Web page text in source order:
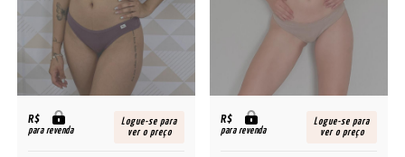
R$
para revenda
Logue-se para
ver o preço
R$
para revenda
Logue-se para
ver o preço